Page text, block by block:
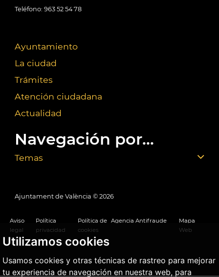
Utilizamos cookies
Usamos cookies y otras técnicas de rastreo para mejorar
tu experiencia de navegación en nuestra web, para
Teléfono: 963 52 54 78
Ayuntamiento
La ciudad
Trámites
Atención ciudadana
Actualidad
Navegación por...
Temas
Ajuntament de València © 2026
Aviso
legal
Política
privacidad
Política de
cookies
Agencia Antifraude
Mapa
Web